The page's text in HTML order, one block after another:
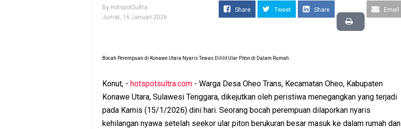
By HotspotSultra
Jumat, 16 Januari 2026
Share Tweet Share Email
Bocah Perempuan di Konawe Utara Nyaris Tewas Dililit Ular Piton di Dalam Rumah
Konut, - hotspotsultra.com - Warga Desa Oheo Trans, Kecamatan Oheo, Kabupaten
Konawe Utara, Sulawesi Tenggara, dikejutkan oleh peristiwa menegangkan yang terjadi
pada Kamis (15/1/2026) dini hari. Seorang bocah perempuan dilaporkan nyaris
kehilangan nyawa setelah seekor ular piton berukuran besar masuk ke dalam rumah dan